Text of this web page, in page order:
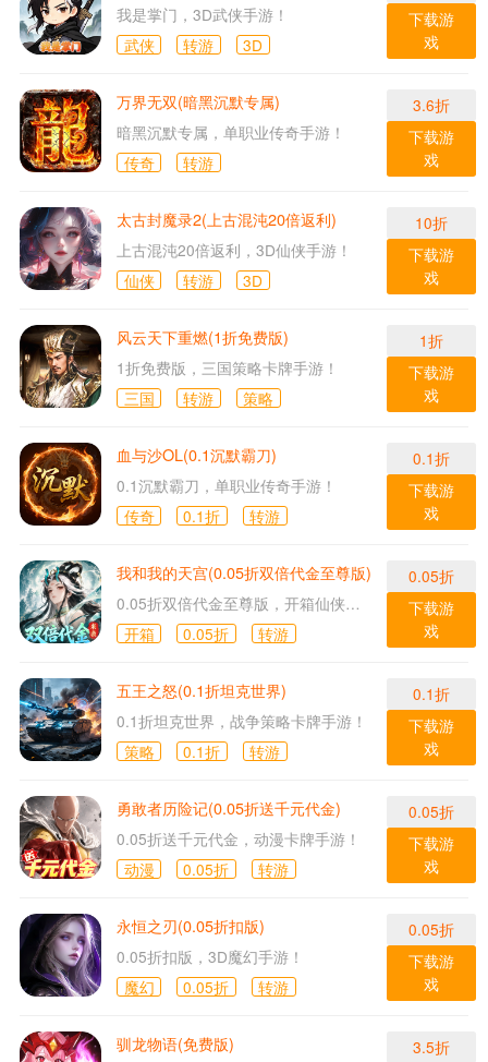
我是掌门，3D武侠手游！
武侠
转游 3D
下载游
戏
万界无双(暗黑沉默专属)
暗黑沉默专属，单职业传奇手游！
传奇
转游
3.6折
下载游
戏
太古封魔录2(上古混沌20倍返利)
上古混沌20倍返利，3D仙侠手游！
仙侠
转游 3D
10折
下载游
戏
风云天下重燃(1折免费版)
1折免费版，三国策略卡牌手游！
三国
转游 策略
1折
下载游
戏
血与沙OL(0.1沉默霸刀)
0.1沉默霸刀，单职业传奇手游！
传奇
0.1折 转游
0.1折
下载游
戏
我和我的天宫(0.05折双倍代金至尊版)
0.05折双倍代金至尊版，开箱仙侠手游！
开箱
0.05折 转游
0.05折
下载游
戏
五王之怒(0.1折坦克世界)
0.1折坦克世界，战争策略卡牌手游！
策略
0.1折 转游
0.1折
下载游
戏
勇敢者历险记(0.05折送千元代金)
0.05折送千元代金，动漫卡牌手游！
动漫
0.05折 转游
0.05折
下载游
戏
永恒之刃(0.05折扣版)
0.05折扣版，3D魔幻手游！
魔幻
0.05折 转游
0.05折
下载游
戏
驯龙物语(免费版) 3.5折